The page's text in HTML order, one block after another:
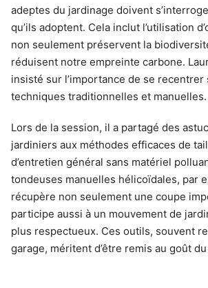
adeptes du jardinage doivent
qu’ils adoptent. Cela inclut l’utilisation
non seulement préservent la
réduisent notre empreinte carbone.
insisté sur l’importance de se recentrer
techniques traditionnelles et manuelles.
Lors de la session, il a partagé des
jardiniers aux méthodes efficaces de
d’entretien général sans matériel
tondeuses manuelles hélicoïdales, par
récupère non seulement une coupe
participe aussi à un mouvement de
plus respectueux. Ces outils, souvent
garage, méritent d’être remis au goût